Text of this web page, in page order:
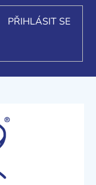
PŘIHLÁSIT SE